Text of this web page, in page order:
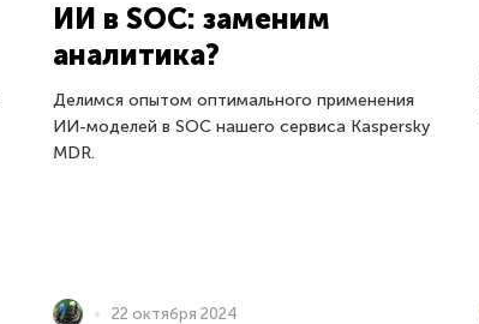
ИИ в SOC: заменим
аналитика?
Делимся опытом оптимального применения
ИИ-моделей в SOC нашего сервиса Kaspersky
MDR.
22 октября 2024